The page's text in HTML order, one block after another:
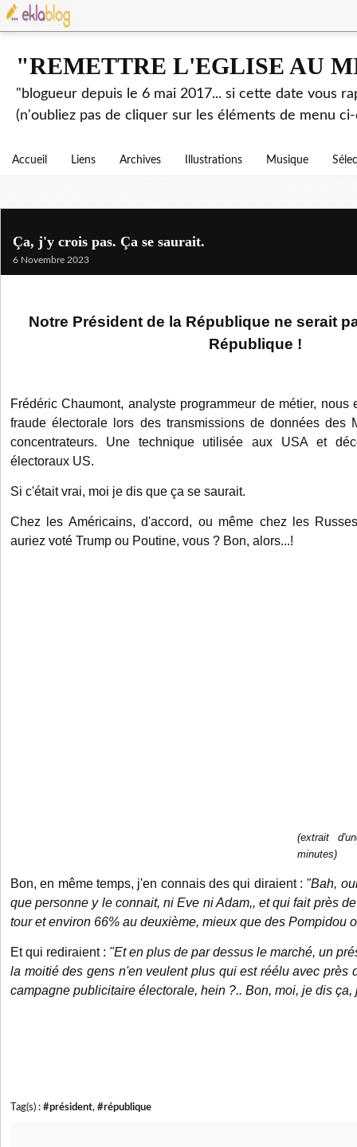
"REMETTRE L'EGLISE AU
"blogueur depuis le 6 mai 2017... si cette date vous
(n'oubliez pas de cliquer sur les éléments de menu
Accueil Liens Archives Illustrations Musique
Ça, j'y crois pas. Ça se saurait.
6 Novembre 2023
Notre Président de la République ne serait
République !
Frédéric Chaumont, analyste programmeur de métier,
fraude électorale lors des transmissions de données des
concentrateurs. Une technique utilisée aux USA et
électoraux US.
Si c'était vrai, moi je dis que ça se saurait.
Chez les Américains, d'accord, ou même chez les
auriez voté Trump ou Poutine, vous ? Bon, alors...!
(extrait
minutes)
Bon, en même temps, j'en connais des qui diraient : "Bah,
que personne y le connait, ni Eve ni Adam,, et qui fait près
tour et environ 66% au deuxième, mieux que des Pompidou
Et qui rediraient : "Et en plus de par dessus le marché, un
la moitié des gens n'en veulent plus qui est réélu avec près
campagne publicitaire électorale, hein ?.. Bon, moi, je dis ça,
Tag(s) : #président, #république